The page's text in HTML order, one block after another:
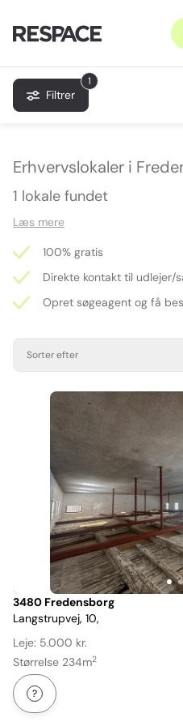
1
Filtrer
Erhvervslokaler i
1 lokale fundet
Læs mere
100% gratis
Direkte kontakt til udlejer/
Opret søgeagent og få
Sorter efter
Item
1
of
3
3480 Fredensborg
Langstrupvej, 10,
Leje: 5.000 kr.
Størrelse 234m2